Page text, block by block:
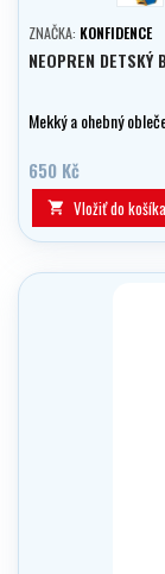
ZNAČKA: KONFIDENCE
NEOPREN
Mekký a ohebný
650 Kč
 Vložiť do košíka